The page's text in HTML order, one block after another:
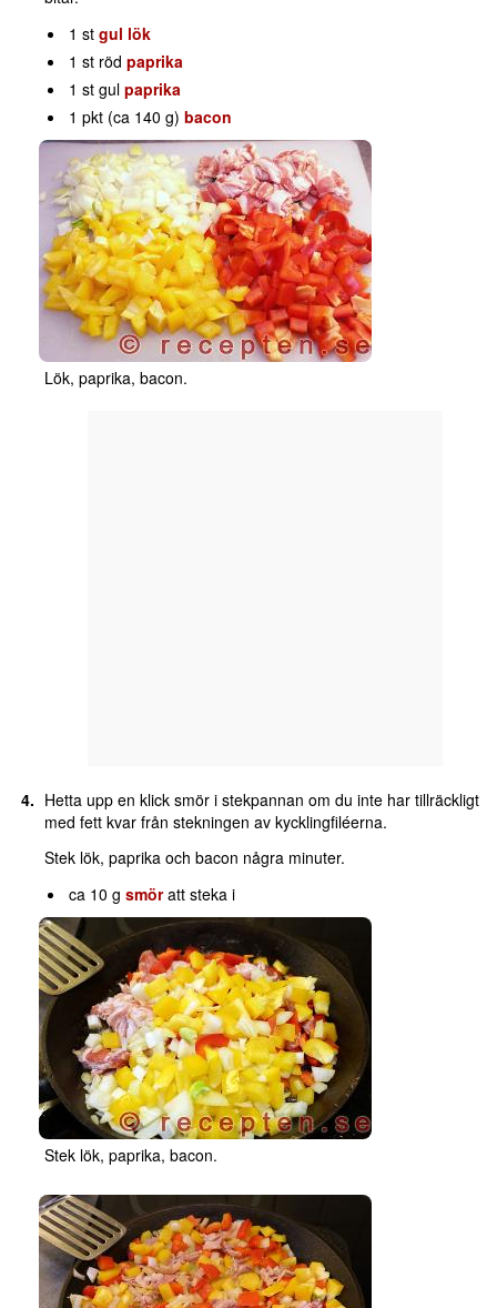
1 stgul lök
1 st rödpaprika
1 st gulpaprika
1 pkt (ca 140 g)bacon
Lök, paprika, bacon.
Hetta upp en klick smör i stekpannan om du inte har tillräckligt
med fett kvar från stekningen av kycklingfiléerna.
Stek lök, paprika och bacon några minuter.
ca 10 gsmöratt steka i
Stek lök, paprika, bacon.